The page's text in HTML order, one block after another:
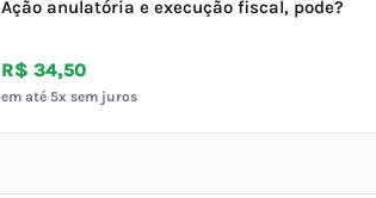
Ação anulatória e execução fiscal, pode?
R$ 34,50
em até 5x sem juros